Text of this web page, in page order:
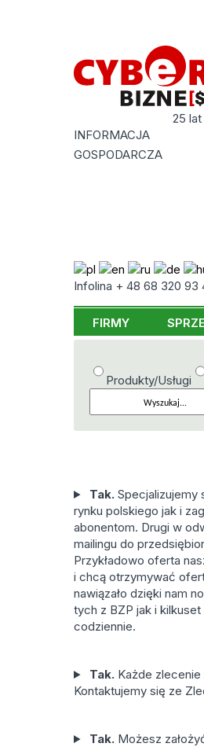
25
INFORMACJA
GOSPODARCZA
Infolina + 48 68 320 93
FIRMY
Produkty/Usługi
Tak. Specjalizujemy
rynku polskiego jak i
abonentom. Drugi w
mailingu do
Przykładowo oferta
i chcą otrzymywać
nawiązało dzięki nam
tych z BZP jak i
codziennie.
Tak. Każde
Kontaktujemy się ze
Tak. Możesz